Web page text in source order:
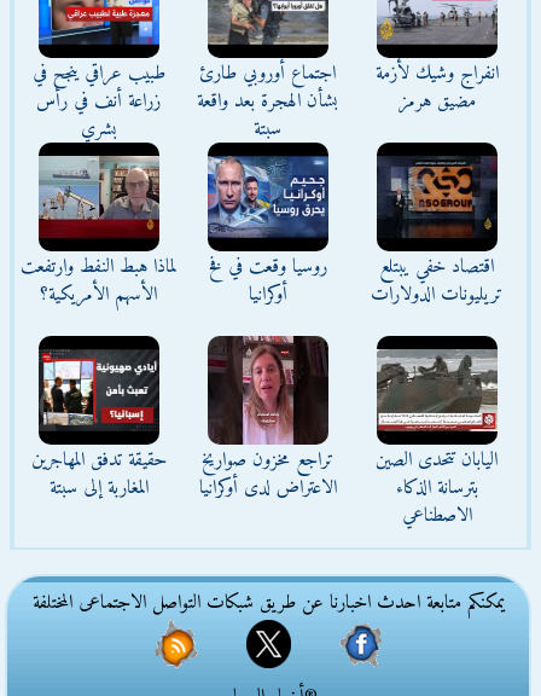
انفراج وشيك لأزمة
مضيق هرمز
اجتماع أوروبي طارئ
بشأن الهجرة بعد واقعة
سبتة
طبيب عراقي ينجح في
زراعة أنف في رأس
بشري
اقتصاد خفي يبتلع
تريليونات الدولارات
روسيا وقعت في فخ
أوكرانيا
لماذا هبط النفط وارتفعت
الأسهم الأمريكية؟
اليابان تتحدى الصين
بترسانة الذكاء
الاصطناعي
تراجع مخزون صواريخ
الاعتراض لدى أوكرانيا
حقيقة تدفق المهاجرين
المغاربة إلى سبتة
يمكنكم متابعة احدث اخبارنا عن طريق شبكات التواصل الاجتماعى المختلفة